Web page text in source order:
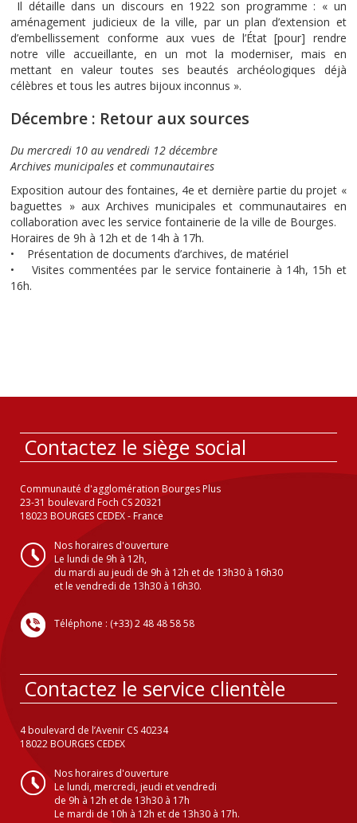
Il détaille dans un discours en 1922 son programme : « un
aménagement judicieux de la ville, par un plan d’extension et
d’embellissement conforme aux vues de l’État [pour] rendre
notre ville accueillante, en un mot la moderniser, mais en
mettant en valeur toutes ses beautés archéologiques déjà
célèbres et tous les autres bijoux inconnus ».
Décembre : Retour aux sources
Du mercredi 10 au vendredi 12 décembre
Archives municipales et communautaires
Exposition autour des fontaines, 4e et dernière partie du projet «
baguettes » aux Archives municipales et communautaires en
collaboration avec les service fontainerie de la ville de Bourges.
Horaires de 9h à 12h et de 14h à 17h.
• Présentation de documents d’archives, de matériel
• Visites commentées par le service fontainerie à 14h, 15h et
16h.
Contactez le siège social
Communauté d'agglomération Bourges Plus
23-31 boulevard Foch CS 20321
18023 BOURGES CEDEX - France
Nos horaires d'ouverture
Le lundi de 9h à 12h,
du mardi au jeudi de 9h à 12h et de 13h30 à 16h30
et le vendredi de 13h30 à 16h30.
Téléphone : (+33) 2 48 48 58 58
Contactez le service clientèle
4 boulevard de l’Avenir CS 40234
18022 BOURGES CEDEX
Nos horaires d'ouverture
Le lundi, mercredi, jeudi et vendredi
de 9h à 12h et de 13h30 à 17h
Le mardi de 10h à 12h et de 13h30 à 17h.